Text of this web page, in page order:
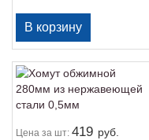
Цена за шт: 419 руб.